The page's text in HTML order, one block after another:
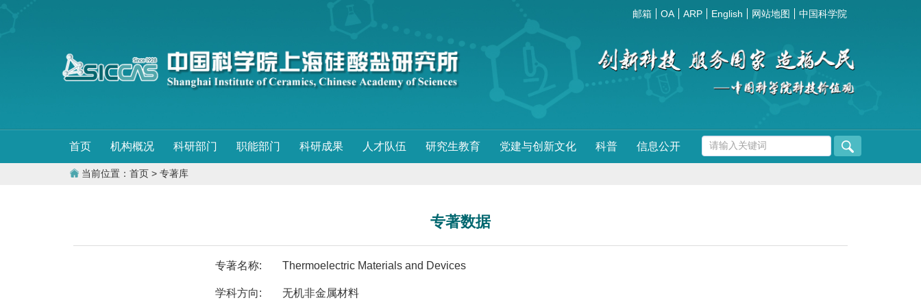
邮箱 OA ARP English 网站地图 中国科学院
首页 机构概况 科研部门 职能部门 科研成果 人才队伍 研究生教育 党建与创新文化 科普 信息公开
当前位置： 首页 > 专著库
专著数据
专著名称: Thermoelectric Materials and Devices
学科方向: 无机非金属材料